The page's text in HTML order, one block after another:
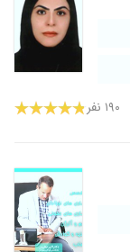
۱۹۰ نفر